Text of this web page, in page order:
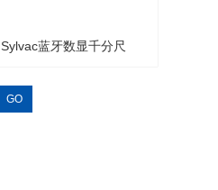
Sylvac蓝牙数显千分尺